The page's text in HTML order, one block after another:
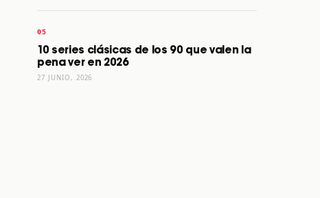
10 series clásicas de los 90 que valen la
pena ver en 2026
27 JUNIO, 2026